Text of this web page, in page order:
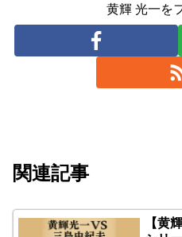
黄輝 光一を
関連記事
【黄